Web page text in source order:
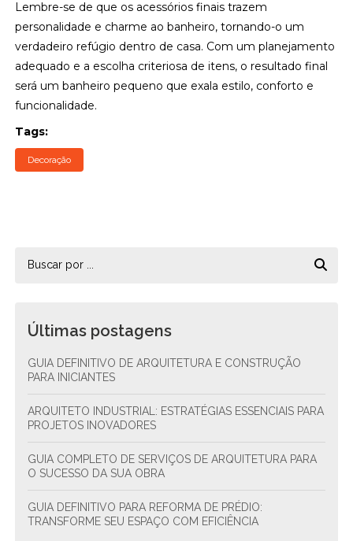
Lembre-se de que os acessórios finais trazem
personalidade e charme ao banheiro, tornando-o um
verdadeiro refúgio dentro de casa. Com um planejamento
adequado e a escolha criteriosa de itens, o resultado final
será um banheiro pequeno que exala estilo, conforto e
funcionalidade.
Tags:
Decoração
Últimas postagens
GUIA DEFINITIVO DE ARQUITETURA E CONSTRUÇÃO
PARA INICIANTES
ARQUITETO INDUSTRIAL: ESTRATÉGIAS ESSENCIAIS PARA
PROJETOS INOVADORES
GUIA COMPLETO DE SERVIÇOS DE ARQUITETURA PARA
O SUCESSO DA SUA OBRA
GUIA DEFINITIVO PARA REFORMA DE PRÉDIO:
TRANSFORME SEU ESPAÇO COM EFICIÊNCIA